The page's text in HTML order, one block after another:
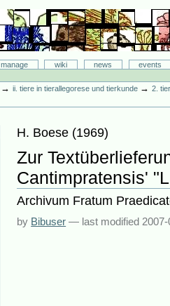
manage wiki news
events
→ii. tiere in tierallegorese und tierkunde →2.
H. Boese (1969)
Zur
Cantimpratensis'
Archivum Fratum
by Bibuser — last modified